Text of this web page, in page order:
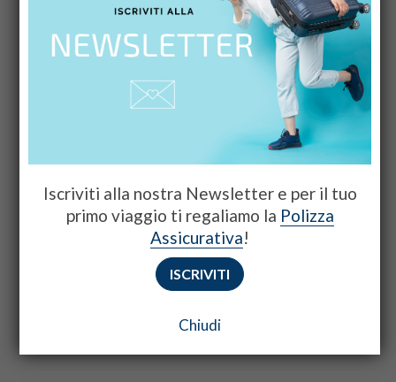
Iscriviti alla nostra Newsletter e per il tuo
primo viaggio ti regaliamo la Polizza
Assicurativa!
ISCRIVITI
Chiudi